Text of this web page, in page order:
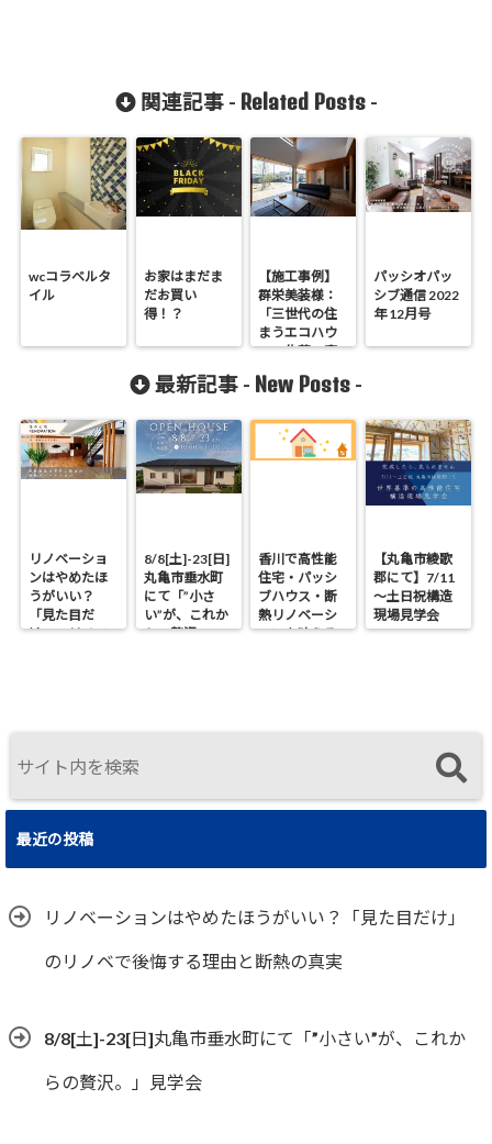
関連記事 - Related Posts-
wcコラベルタ
イル
お家はまだま
だお買い
得！？
【施工事例】
群栄美装様：
「三世代の住
まうエコハウ
ス」佐藤の窓
パッシオパッ
シブ通信 2022
年 12月号
最新記事 - New Posts -
リノベーショ
ンはやめたほ
うがいい？
「見た目だ
け」のリノベ
8/8[土]-23[日]
丸亀市垂水町
にて「”小さ
い”が、これか
らの贅沢。」
香川で高性能
住宅・パッシ
ブハウス・断
熱リノベーシ
ョンを叶える
【丸亀市綾歌
郡にて】7/11
～土日祝構造
現場見学会
最近の投稿
リノベーションはやめたほうがいい？「見た目だけ」
のリノベで後悔する理由と断熱の真実
8/8[土]-23[日]丸亀市垂水町にて「”小さい”が、これか
らの贅沢。」見学会